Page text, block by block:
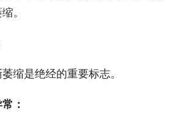
。
是绝经的重要标志。
：